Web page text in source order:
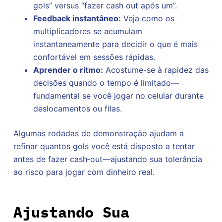
gols” versus “fazer cash out após um”.
Feedback instantâneo: Veja como os
multiplicadores se acumulam
instantaneamente para decidir o que é mais
confortável em sessões rápidas.
Aprender o ritmo: Acostume-se à rapidez das
decisões quando o tempo é limitado—
fundamental se você jogar no celular durante
deslocamentos ou filas.
Algumas rodadas de demonstração ajudam a
refinar quantos gols você está disposto a tentar
antes de fazer cash‑out—ajustando sua tolerância
ao risco para jogar com dinheiro real.
Ajustando Sua